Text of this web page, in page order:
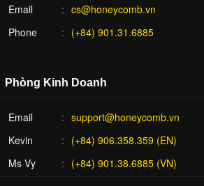
Email
cs@honeycomb.vn
Phone
(+84) 901.31.6885
Phòng Kinh Doanh
Email
support@honeycomb.vn
Kevin
(+84) 906.358.359 (EN)
Ms Vy
(+84) 901.38.6885 (VN)